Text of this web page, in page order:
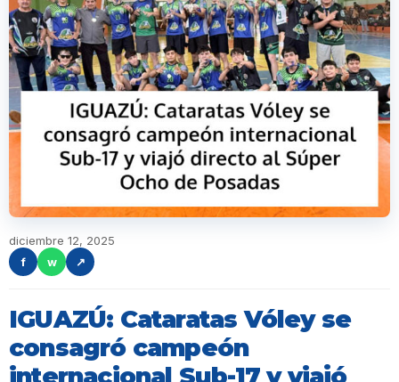
diciembre 12, 2025
f
w ↗
IGUAZÚ: Cataratas Vóley se
consagró campeón